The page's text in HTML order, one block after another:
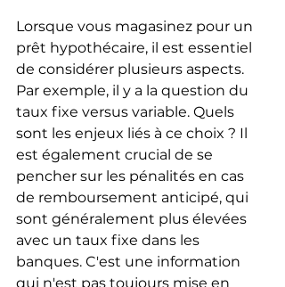
Lorsque vous magasinez pour un
prêt hypothécaire, il est essentiel
de considérer plusieurs aspects.
Par exemple, il y a la question du
taux fixe versus variable. Quels
sont les enjeux liés à ce choix ? Il
est également crucial de se
pencher sur les pénalités en cas
de remboursement anticipé, qui
sont généralement plus élevées
avec un taux fixe dans les
banques. C'est une information
qui n'est pas toujours mise en